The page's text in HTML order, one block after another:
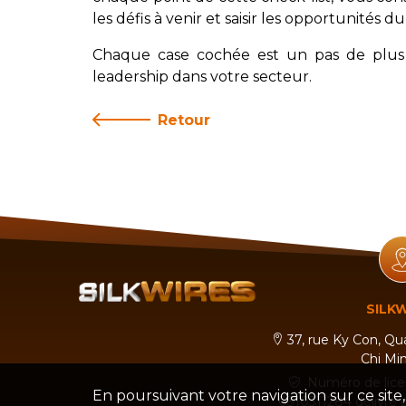
les défis à venir et saisir les opportunités
Chaque case cochée est un pas de
leadership dans votre secteur.
Retour
37, rue Ky Con,
Chi
Numéro de
0310311284
En poursuivant votre navigation sur ce